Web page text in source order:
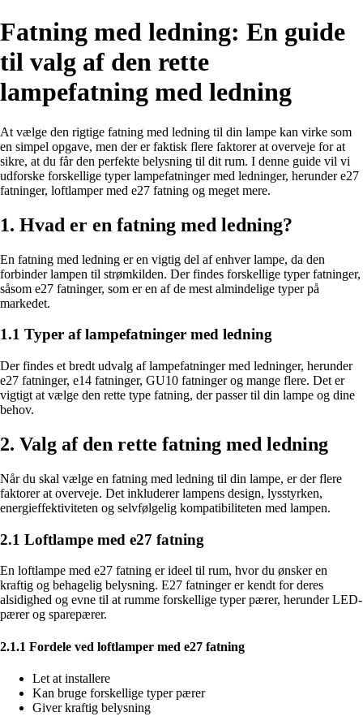
Fatning med ledning: En guide
til valg af den rette
lampefatning med ledning
At vælge den rigtige fatning med ledning til din lampe kan virke som
en simpel opgave, men der er faktisk flere faktorer at overveje for at
sikre, at du får den perfekte belysning til dit rum. I denne guide vil vi
udforske forskellige typer lampefatninger med ledninger, herunder e27
fatninger, loftlamper med e27 fatning og meget mere.
1. Hvad er en fatning med ledning?
En fatning med ledning er en vigtig del af enhver lampe, da den
forbinder lampen til strømkilden. Der findes forskellige typer fatninger,
såsom e27 fatninger, som er en af de mest almindelige typer på
markedet.
1.1 Typer af lampefatninger med ledning
Der findes et bredt udvalg af lampefatninger med ledninger, herunder
e27 fatninger, e14 fatninger, GU10 fatninger og mange flere. Det er
vigtigt at vælge den rette type fatning, der passer til din lampe og dine
behov.
2. Valg af den rette fatning med ledning
Når du skal vælge en fatning med ledning til din lampe, er der flere
faktorer at overveje. Det inkluderer lampens design, lysstyrken,
energieffektiviteten og selvfølgelig kompatibiliteten med lampen.
2.1 Loftlampe med e27 fatning
En loftlampe med e27 fatning er ideel til rum, hvor du ønsker en
kraftig og behagelig belysning. E27 fatninger er kendt for deres
alsidighed og evne til at rumme forskellige typer pærer, herunder LED-
pærer og sparepærer.
2.1.1 Fordele ved loftlamper med e27 fatning
Let at installere
Kan bruge forskellige typer pærer
Giver kraftig belysning